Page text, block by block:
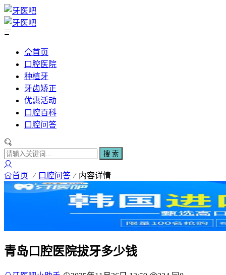
首页
口腔医院
种植牙
牙齿矫正
优惠活动
口腔百科
口腔问答
搜 索
首页 口腔问答 内容详情
青岛口腔医院拔牙多少钱